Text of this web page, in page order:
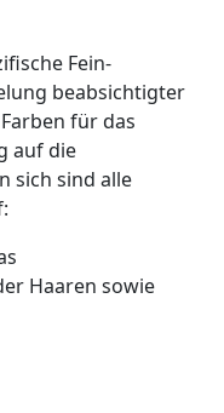
Fein-
beabsichtigter
für das
auf die
sich sind alle
Haaren sowie